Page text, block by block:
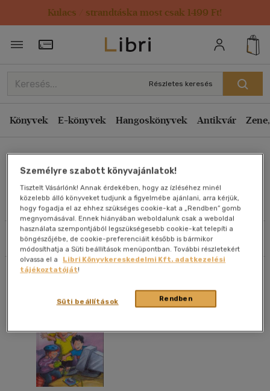
Kulacs / strandtáska most csak 1499 Ft!
Törzsvásárlói Kártya adatai
Részletes keresés
Könyvek E-könyvek Hangoskönyvek Antikvár
Művei
Szűrés Rendezés
Rendezés
Kiadás éve szerint csökkenő
Ár szerint csökkenő
Eladott darabszám szerint csökkenő
Eladott darabszám szerint növekvő
Cím szerint A-Z
Szerző szerint A-Z
Megjelenítés
20 db / oldal
Alkalmaz
Személyre szabott könyvajánlatok!
Tisztelt Vásárlónk! Annak érdekében, hogy az ízléséhez minél
közelebb álló könyveket tudjunk a figyelmébe ajánlani, arra kérjük,
hogy fogadja el az ehhez szükséges cookie-kat a „Rendben” gomb
megnyomásával. Ennek hiányában weboldalunk csak a weboldal
használata szempontjából legszükségesebb cookie-kat telepíti a
böngészőjébe, de cookie-preferenciáit később is bármikor
módosíthatja a Süti beállítások menüpontban. További részletekért
olvassa el a
Libri Könyvkereskedelmi Kft. adatkezelési
tájékoztatóját!
Rendben
Süti beállítások